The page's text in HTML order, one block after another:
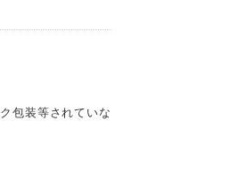
包装等されていな